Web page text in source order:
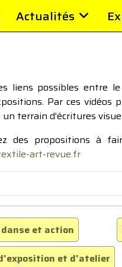
Actualités
liens possibles entre
Par ces
terrain d’écritures
propositions à
art-revue.fr
et action
et d'atelier